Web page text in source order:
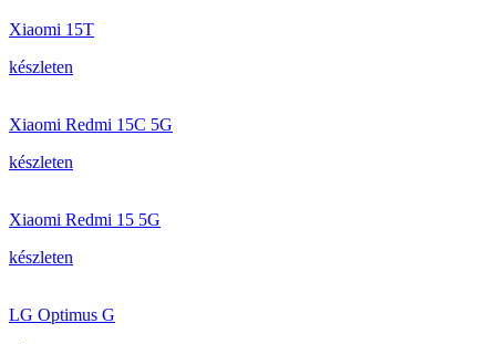
Xiaomi 15T
készleten
Xiaomi Redmi 15C 5G
készleten
Xiaomi Redmi 15 5G
készleten
LG Optimus G